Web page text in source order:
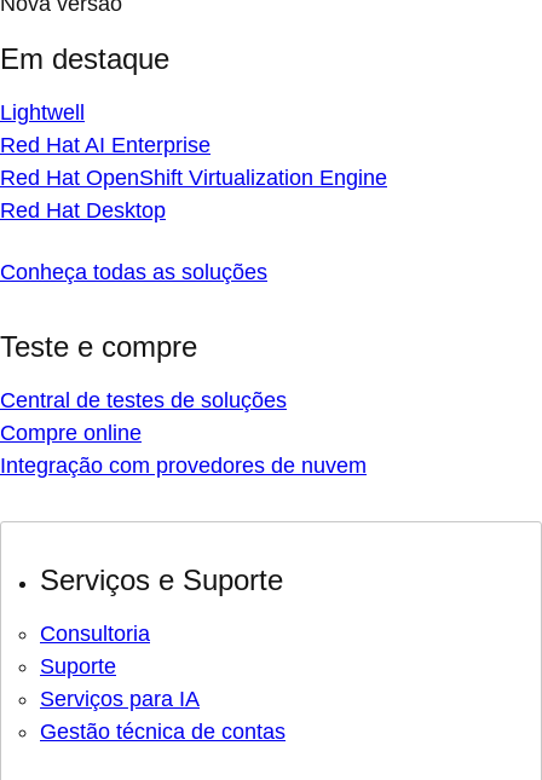
Em destaque
Lightwell
Red Hat AI Enterprise
Red Hat OpenShift Virtualization Engine
Red Hat Desktop
Conheça todas as soluções
Teste e compre
Central de testes de soluções
Compre online
Integração com provedores de nuvem
Serviços e Suporte
Consultoria
Suporte
Serviços para IA
Gestão técnica de contas